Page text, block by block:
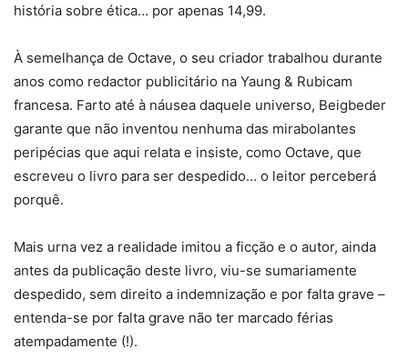
história sobre ética… por apenas 14,99.
À semelhança de Octave, o seu criador trabalhou durante
anos como redactor publicitário na Yaung & Rubicam
francesa. Farto até à náusea daquele universo, Beigbeder
garante que não inventou nenhuma das mirabolantes
peripécias que aqui relata e insiste, como Octave, que
escreveu o livro para ser despedido… o leitor perceberá
porquê.
Mais urna vez a realidade imitou a ficção e o autor, ainda
antes da publicação deste livro, viu-se sumariamente
despedido, sem direito a indemnização e por falta grave –
entenda-se por falta grave não ter marcado férias
atempadamente (!).